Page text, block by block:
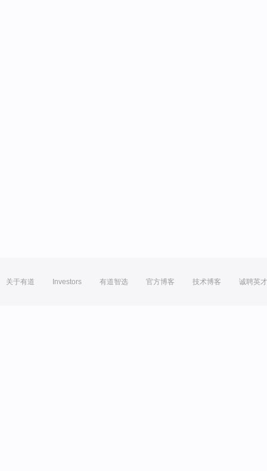
关于有道 Investors 有道智选 官方博客 技术博客 诚聘英才